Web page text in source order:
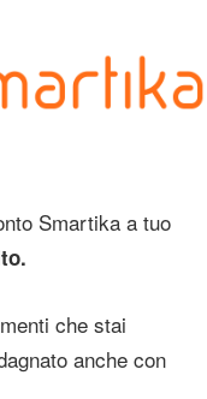
Smartika a tuo
che stai
anche con